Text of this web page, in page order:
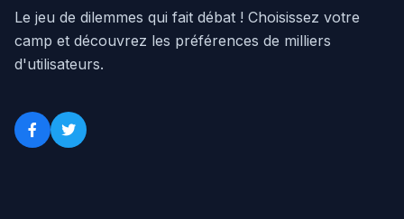
Le jeu de dilemmes qui fait débat ! Choisissez votre
camp et découvrez les préférences de milliers
d'utilisateurs.